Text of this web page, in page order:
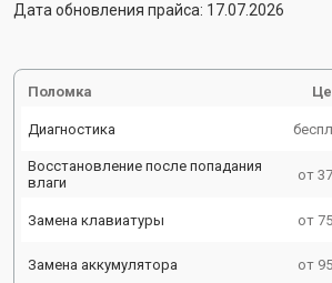
Дата обновления прайса: 17.07.2026
Поломка
Диагностика
Восстановление после попадания
влаги
от
Замена клавиатуры от
Замена аккумулятора от